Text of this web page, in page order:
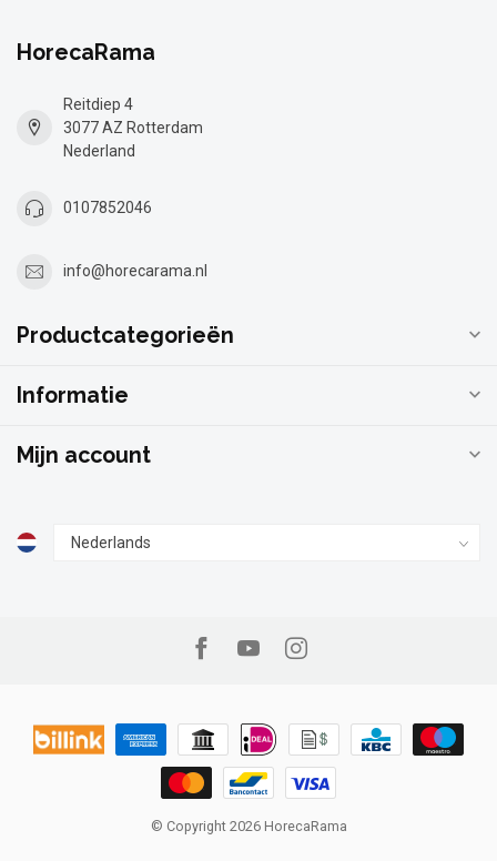
HorecaRama
Reitdiep 4
3077 AZ Rotterdam
Nederland
0107852046
info@horecarama.nl
Productcategorieën
Informatie
Mijn account
© Copyright 2026 HorecaRama